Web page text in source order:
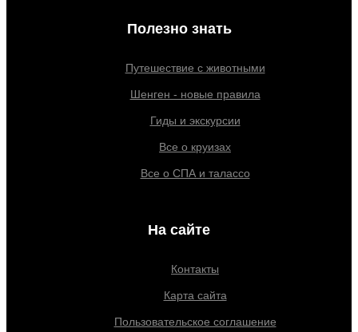
Полезно знать
Путешествие с животными
Шенген - новые правила
Гиды и экскурсии
Все о круизах
Все о СПА и талассо
На сайте
Контакты
Карта сайта
Пользовательское соглашение